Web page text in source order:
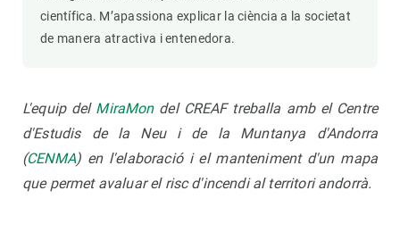
científica. M’apassiona explicar la ciència a la societat
de manera atractiva i entenedora.
L'equip del MiraMondel CREAF treballa amb el Centre
d'Estudis de la Neu i de la Muntanya d'Andorra
(CENMA) en l'elaboració i el manteniment d'un mapa
que permet avaluar el risc d'incendi al territori andorrà.